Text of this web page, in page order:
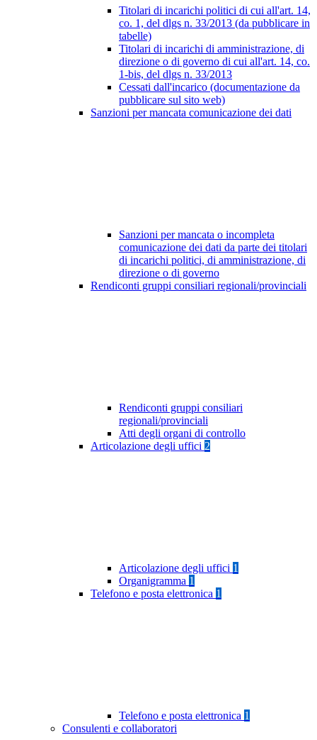
Titolari di incarichi politici di cui all'art. 14,
co. 1, del dlgs n. 33/2013 (da pubblicare in
tabelle)
Titolari di incarichi di amministrazione, di
direzione o di governo di cui all'art. 14, co.
1-bis, del dlgs n. 33/2013
Cessati dall'incarico (documentazione da
pubblicare sul sito web)
Sanzioni per mancata comunicazione dei dati
Sanzioni per mancata o incompleta
comunicazione dei dati da parte dei titolari
di incarichi politici, di amministrazione, di
direzione o di governo
Rendiconti gruppi consiliari regionali/provinciali
Rendiconti gruppi consiliari
regionali/provinciali
Atti degli organi di controllo
Articolazione degli uffici 2
Articolazione degli uffici 1
Organigramma 1
Telefono e posta elettronica 1
Telefono e posta elettronica 1
Consulenti e collaboratori